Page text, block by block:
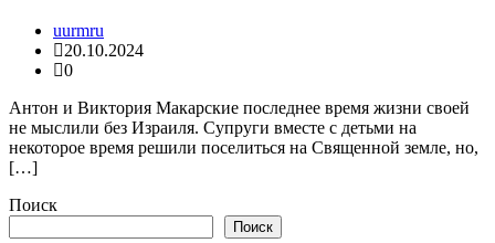
uurmru
20.10.2024
0
Антон и Виктория Макарские последнее время жизни своей
не мыслили без Израиля. Супруги вместе с детьми на
некоторое время решили поселиться на Священной земле, но,
[…]
Поиск
Поиск